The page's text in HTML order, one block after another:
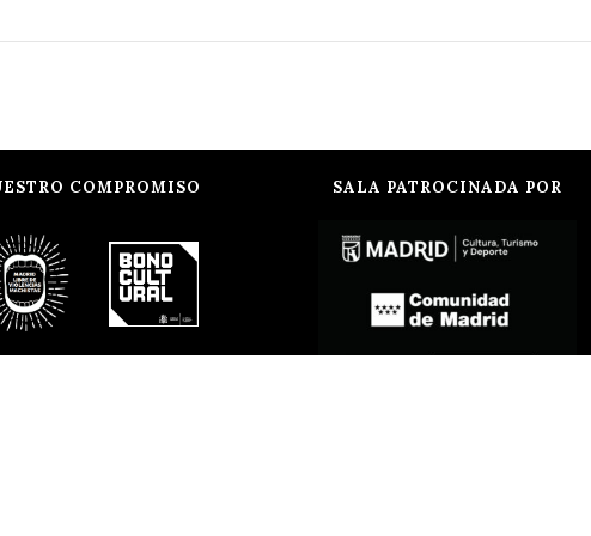
COMPROMISO SALA PATROCINADA POR